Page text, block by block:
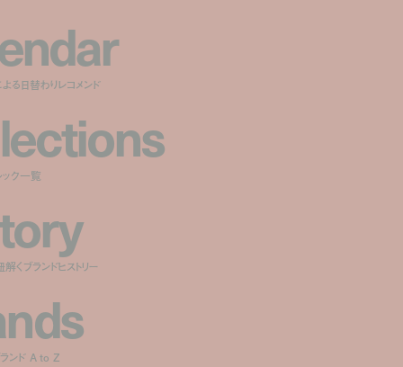
ndar
る日替わりレコメンド
ections
ック一覧
ory
くブランドヒストリー
nds
ランド A to Z